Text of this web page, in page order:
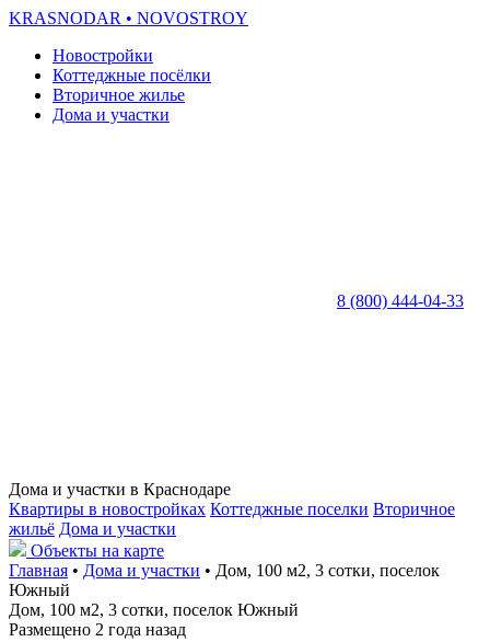
KRASNODAR • NOVOSTROY
Новостройки
Коттеджные посёлки
Вторичное жилье
Дома и участки
8 (800) 444-04-33
Дома и участки в Краснодаре
Квартиры в новостройках Коттеджные поселки Вторичное
жильё Дома и участки
Объекты на карте
Главная • Дома и участки • Дом, 100 м2, 3 сотки, поселок
Южный
Дом, 100 м2, 3 сотки, поселок Южный
Размещено 2 года назад